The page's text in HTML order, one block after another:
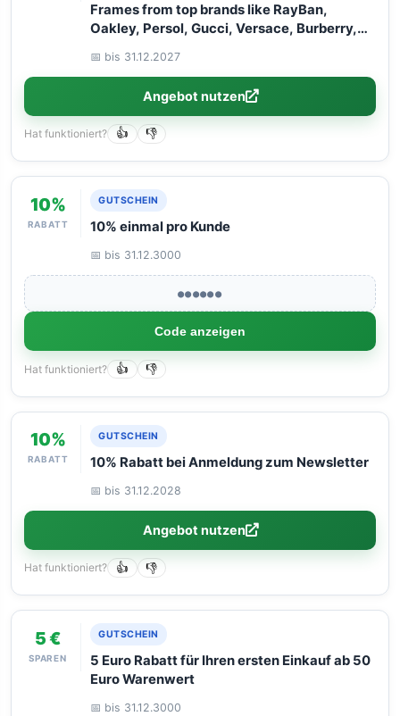
Frames from top brands like RayBan,
Oakley, Persol, Gucci, Versace, Burberry,
miss out!
📅 bis 31.12.2027
Angebot nutzen
Hat funktioniert? 👍 👎
10%
RABATT
GUTSCHEIN
10% einmal pro Kunde
📅 bis 31.12.3000
●●●●●●
Code anzeigen
Hat funktioniert? 👍 👎
10%
RABATT
GUTSCHEIN
10% Rabatt bei Anmeldung zum Newsletter
📅 bis 31.12.2028
Angebot nutzen
Hat funktioniert? 👍 👎
5 €
SPAREN
GUTSCHEIN
5 Euro Rabatt für Ihren ersten Einkauf ab 50
Euro Warenwert
📅 bis 31.12.3000